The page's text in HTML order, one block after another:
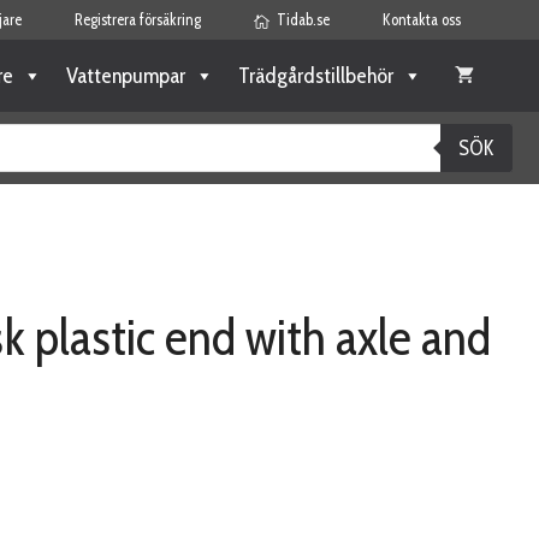
Registrera försäkring Tidab.se Kontakta oss
Vattenpumpar Trädgårdstillbehör
SÖK
plastic end with axle and